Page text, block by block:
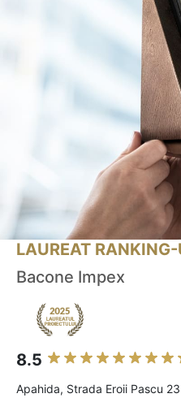
LAUREAT
Bacone Impex
8.5
Apahida, Strada Eroii Pascu 23